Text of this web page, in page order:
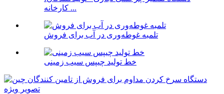
کارخانه ...
تلمبه غوطه‌وری در آب برای فروش
خط تولید چیپس سیب زمینی